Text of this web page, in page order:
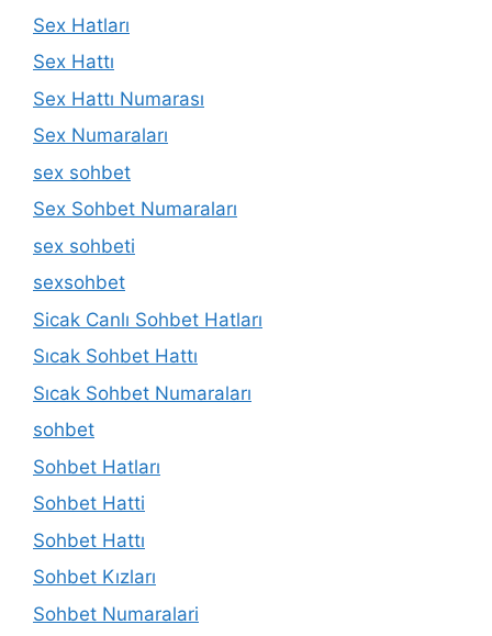
Sex Hatları
Sex Hattı
Sex Hattı Numarası
Sex Numaraları
sex sohbet
Sex Sohbet Numaraları
sex sohbeti
sexsohbet
Sicak Canlı Sohbet Hatları
Sıcak Sohbet Hattı
Sıcak Sohbet Numaraları
sohbet
Sohbet Hatları
Sohbet Hatti
Sohbet Hattı
Sohbet Kızları
Sohbet Numaralari